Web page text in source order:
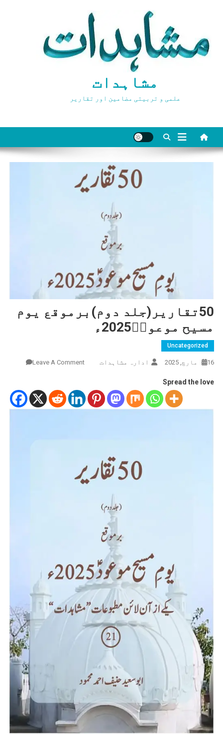
مشاہدات
علمی و تربیتی مضامین اور تقاریر
50تقاریر(جلد دوم)برموقع یوم
مسیح موعودؑ2025ء
Uncategorized
16 مارچ, 2025 ادارہ مشاہدات Leave A Comment
یوم
مسیح
Spread the love